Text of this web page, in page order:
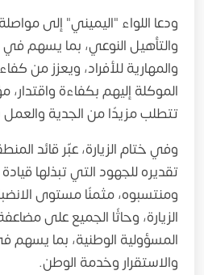
ودعا اللواء "اليميني" إلى
والتأهيل النوعي، بما يسهم في
والمهارية للأفراد، ويعزز من
الموكلة إليهم بكفاءة واقتدار،
تتطلب مزيدًا من الجدية والعمل
وفي ختام الزيارة، عبّر قائد
تقديره للجهود التي تبذلها
ومنتسبوه، مثمنًا مستوى
الزيارة، وحاثًا الجميع على
المسؤولية الوطنية، بما يسهم
والاستقرار وخدمة الوطن.